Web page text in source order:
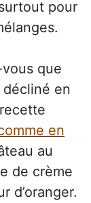
pour
que
en
en
au
de crème
d’oranger.